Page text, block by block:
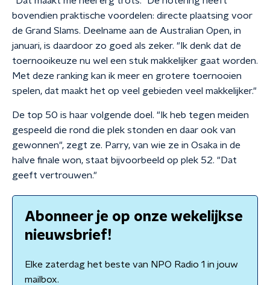
bovendien praktische voordelen: directe plaatsing voor
de Grand Slams. Deelname aan de Australian Open, in
januari, is daardoor zo goed als zeker. "Ik denk dat de
toernooikeuze nu wel een stuk makkelijker gaat worden.
Met deze ranking kan ik meer en grotere toernooien
spelen, dat maakt het op veel gebieden veel makkelijker."
De top 50 is haar volgende doel. "Ik heb tegen meiden
gespeeld die rond die plek stonden en daar ook van
gewonnen", zegt ze. Parry, van wie ze in Osaka in de
halve finale won, staat bijvoorbeeld op plek 52. "Dat
geeft vertrouwen."
Abonneer je op onze wekelijkse
nieuwsbrief!
Elke zaterdag het beste van NPO Radio 1 in jouw
mailbox.